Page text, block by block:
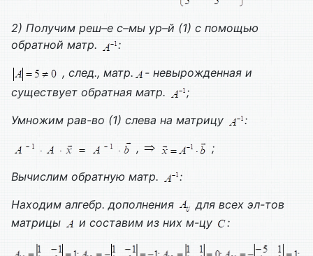
2) Получим реш–е с–мы ур–й (1) с помощью
обратной матр.
:
, след., матр.
- невырожденная и
существует обратная матр.
;
Умножим рав-во (1) слева на матрицу
:
,
;
Вычислим обратную матр.
:
Находим алгебр. дополнения
для всех эл-тов
матрицы
и составим из них м-цу :